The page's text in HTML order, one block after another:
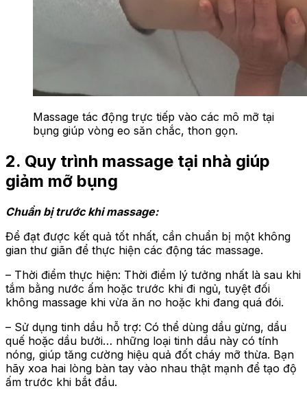
Massage tác động trực tiếp vào các mô mỡ tại
bụng giúp vòng eo săn chắc, thon gọn.
2. Quy trình massage tại nhà giúp
giảm mỡ bụng
Chuẩn bị trước khi massage:
Để đạt được kết quả tốt nhất, cần chuẩn bị một không
gian thư giãn để thực hiện các động tác massage.
– Thời điểm thực hiện: Thời điểm lý tưởng nhất là sau khi
tắm bằng nước ấm hoặc trước khi đi ngủ, tuyệt đối
không massage khi vừa ăn no hoặc khi đang quá đói.
– Sử dụng tinh dầu hỗ trợ: Có thể dùng dầu gừng, dầu
quế hoặc dầu bưởi… những loại tinh dầu này có tính
nóng, giúp tăng cường hiệu quả đốt cháy mỡ thừa. Bạn
hãy xoa hai lòng bàn tay vào nhau thật mạnh để tạo độ
ấm trước khi bắt đầu.